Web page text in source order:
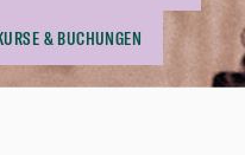
& BUCHUNGEN